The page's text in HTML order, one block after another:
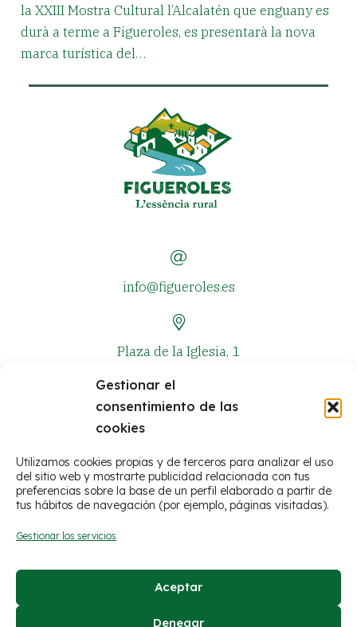
Gestionar el
consentimiento de las
cookies
Utilizamos cookies propias y de terceros para analizar el uso
del sitio web y mostrarte publicidad relacionada con tus
preferencias sobre la base de un perfil elaborado a partir de
tus hábitos de navegación (por ejemplo, páginas visitadas).
Gestionar los servicios
Aceptar
Denegar
la XXIII Mostra Cultural l’Alcalatén que enguany es
durà a terme a Figueroles, es presentarà la nova
marca turística del…
info@figueroles.es
Plaza de la Iglesia, 1
+34 964 381 573
© Ayuntamiento de Figueroles